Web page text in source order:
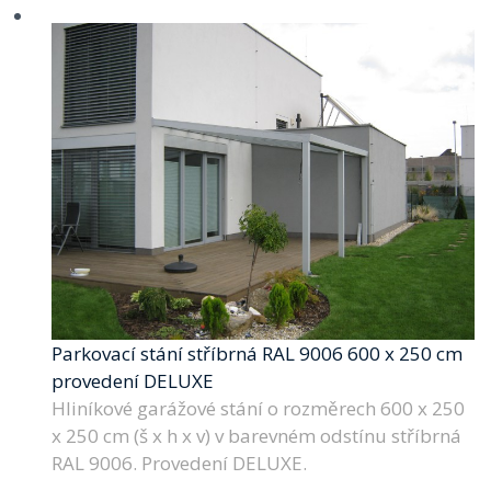
Parkovací stání stříbrná RAL 9006 600 x 250 cm
provedení DELUXE
Hliníkové garážové stání o rozměrech 600 x 250
x 250 cm (š x h x v) v barevném odstínu stříbrná
RAL 9006. Provedení DELUXE.